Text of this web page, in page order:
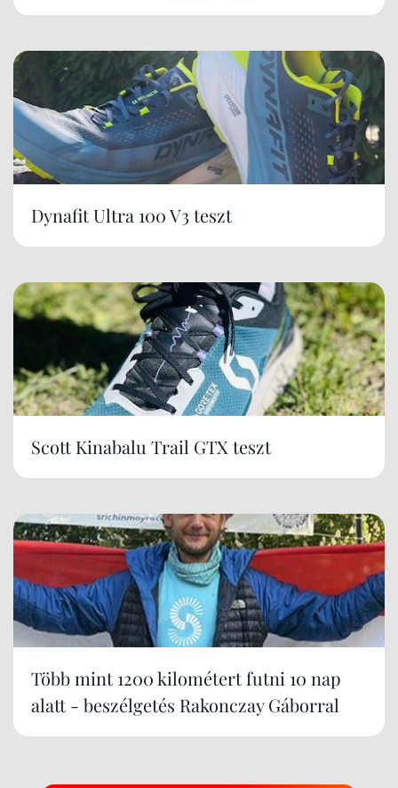
Dynafit Ultra 100 V3 teszt
Scott Kinabalu Trail GTX teszt
Több mint 1200 kilométert futni 10 nap
alatt - beszélgetés Rakonczay Gáborral